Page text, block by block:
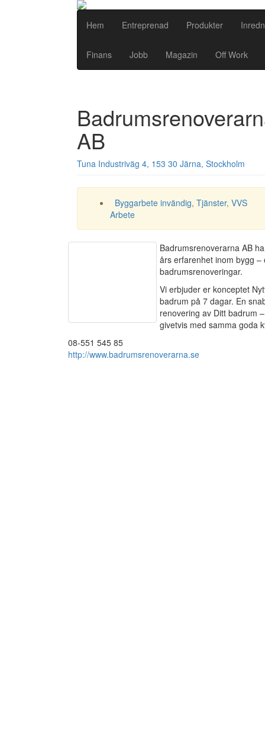
Hem Entreprenad Produkter
Finans Jobb Magazin Off Work
AB
Tuna Industriväg 4, 153 30 Järna, Stockholm
Byggarbete invändig, Tjänster, VVS
Arbete
Badrumsrenoverarna AB
års erfarenhet inom bygg –
badrumsrenoveringar.
Vi erbjuder er konceptet
badrum på 7 dagar. En
renovering av Ditt badrum –
givetvis med samma goda
08-551 545 85
http://www.badrumsrenoverarna.se